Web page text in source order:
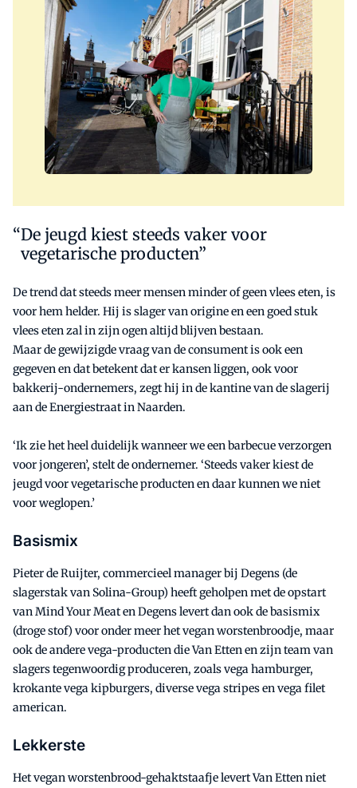
De jeugd kiest steeds vaker voor
vegetarische producten”
De trend dat steeds meer mensen minder of geen vlees eten, is
voor hem helder. Hij is slager van origine en een goed stuk
vlees eten zal in zijn ogen altijd blijven bestaan.
Maar de gewijzigde vraag van de consument is ook een
gegeven en dat betekent dat er kansen liggen, ook voor
bakkerij-ondernemers, zegt hij in de kantine van de slagerij
aan de Energiestraat in Naarden.
‘Ik zie het heel duidelijk wanneer we een barbecue verzorgen
voor jongeren’, stelt de ondernemer. ‘Steeds vaker kiest de
jeugd voor vegetarische producten en daar kunnen we niet
voor weglopen.’
Basismix
Pieter de Ruijter, commercieel manager bij Degens (de
slagerstak van Solina-Group) heeft geholpen met de opstart
van Mind Your Meat en Degens levert dan ook de basismix
(droge stof) voor onder meer het vegan worstenbroodje, maar
ook de andere vega-producten die Van Etten en zijn team van
slagers tegenwoordig produceren, zoals vega hamburger,
krokante vega kipburgers, diverse vega stripes en vega filet
american.
Lekkerste
Het vegan worstenbrood-gehaktstaafje levert Van Etten niet